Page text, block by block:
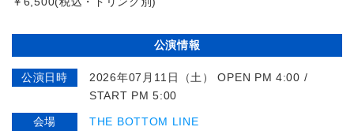
公演情報
公演日時
2026年07月11日（土） OPEN PM 4:00 /
START PM 5:00
会場 THE BOTTOM LINE